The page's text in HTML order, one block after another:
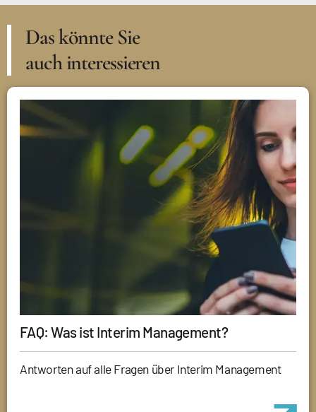
Das könnte Sie
auch interessieren
FAQ: Was ist Interim Management?
Antworten auf alle Fragen über Interim Management